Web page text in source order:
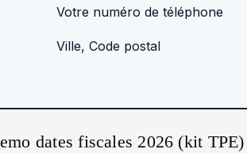
Votre numéro de téléphone
Ville, Code postal
dates fiscales 2026 (kit TPE)